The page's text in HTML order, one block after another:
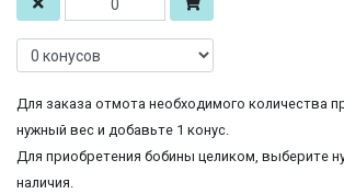
Для заказа отмота необходимого количества
нужный вес и добавьте 1 конус.
Для приобретения бобины целиком, выберите
наличия.